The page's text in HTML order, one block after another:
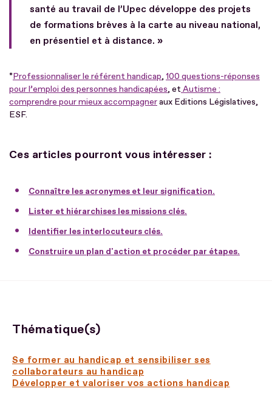
santé au travail de l’Upec développe des projets
de formations brèves à la carte au niveau national,
en présentiel et à distance. »
*Professionnaliser le référent handicap, 100 questions-réponses
pour l’emploi des personnes handicapées, etAutisme :
comprendre pour mieux accompagneraux Editions Législatives,
ESF.
Ces articles pourront vous intéresser :
Connaître les acronymes et leur signification.
Lister et hiérarchises les missions clés.
Identifier les interlocuteurs clés.
Construire un plan d'action et procéder par étapes.
Thématique(s)
Se former au handicap et sensibiliser ses
collaborateurs au handicap
Développer et valoriser vos actions handicap